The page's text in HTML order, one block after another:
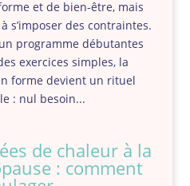
et de bien-être, mais
s’imposer des contraintes.
programme débutantes
exercices simples, la
forme devient un rituel
: nul besoin...
de chaleur à la
: comment